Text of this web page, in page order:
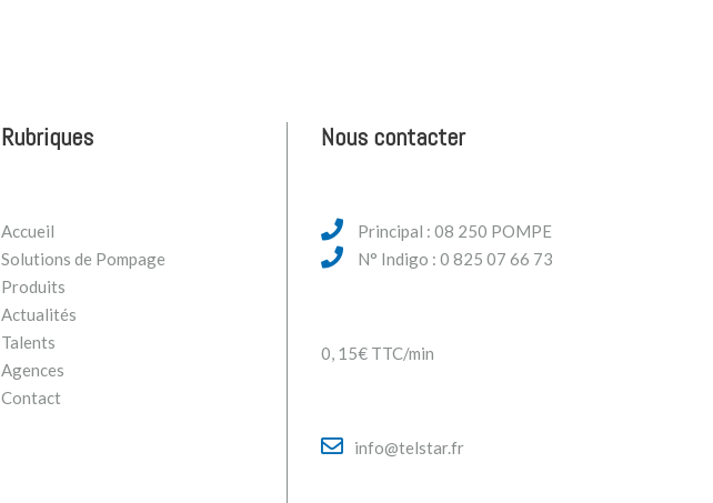
Rubriques
Accueil
Solutions de Pompage
Produits
Actualités
Talents
Agences
Contact
Nous contacter
Principal : 08 250 POMPE
N° Indigo : 0 825 07 66 73
0, 15€ TTC/min
info@telstar.fr